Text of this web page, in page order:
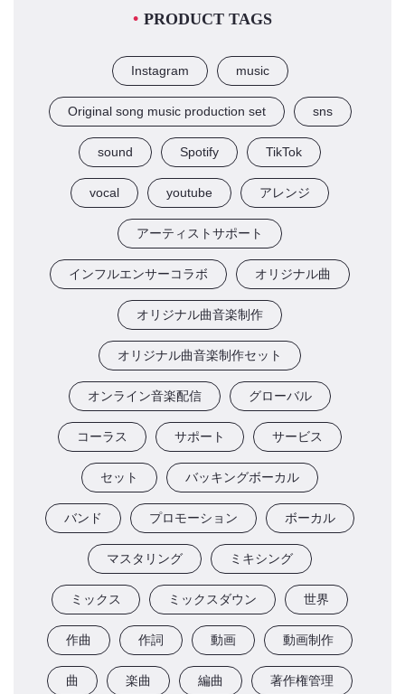
PRODUCT TAGS
Instagram music
Original song music production set sns
sound Spotify TikTok
vocal youtube アレンジ
アーティストサポート
インフルエンサーコラボ オリジナル曲
オリジナル曲音楽制作
オリジナル曲音楽制作セット
オンライン音楽配信 グローバル
コーラス サポート サービス
セット バッキングボーカル
バンド プロモーション ボーカル
マスタリング ミキシング
ミックス ミックスダウン 世界
作曲 作詞 動画 動画制作
曲 楽曲 編曲 著作権管理